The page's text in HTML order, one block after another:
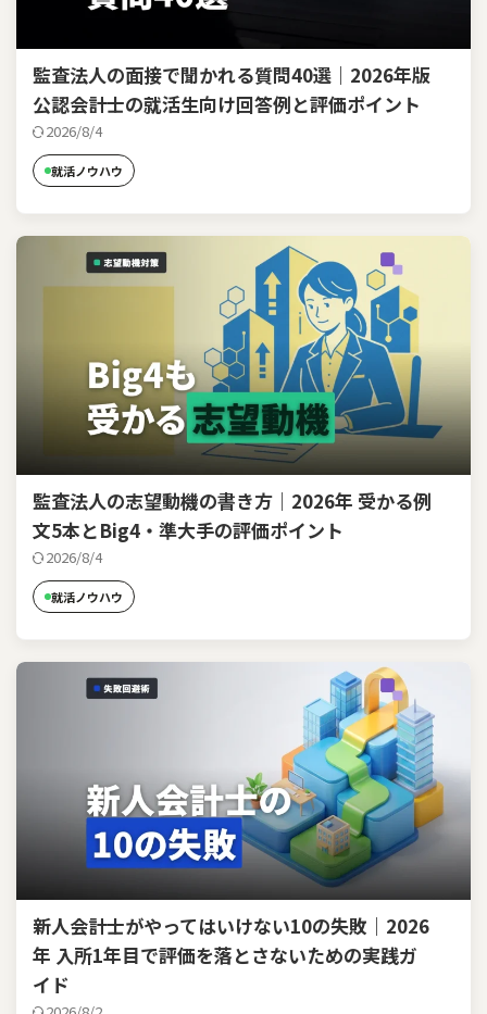
監査法人の面接で聞かれる質問40選｜2026年版
公認会計士の就活生向け回答例と評価ポイント
2026/8/4
就活ノウハウ
監査法人の志望動機の書き方｜2026年 受かる例
文5本とBig4・準大手の評価ポイント
2026/8/4
就活ノウハウ
新人会計士がやってはいけない10の失敗｜2026
年 入所1年目で評価を落とさないための実践ガ
イド